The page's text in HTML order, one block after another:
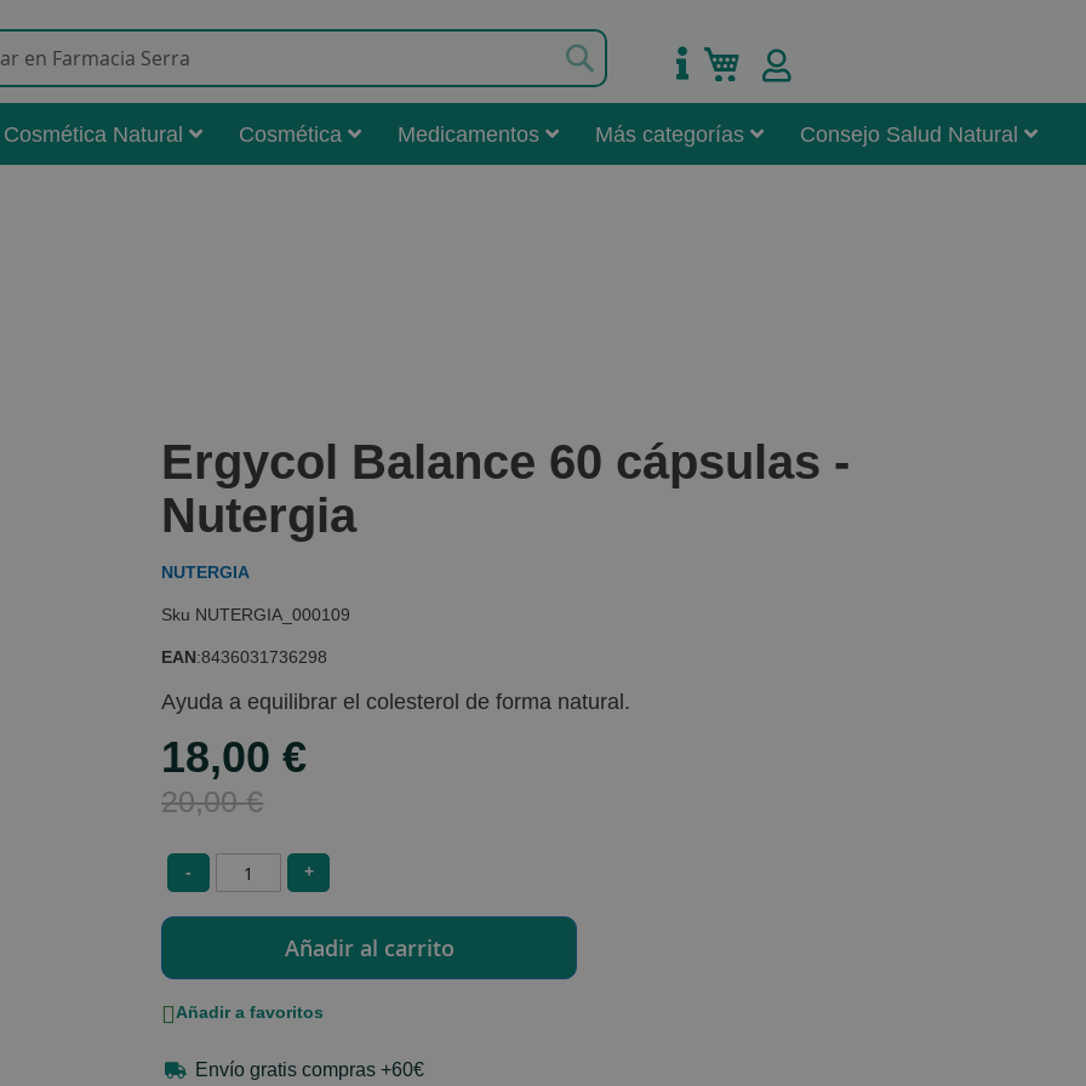
Mi carrito
Cosmética Natural Cosmética Medicamentos Más categorías Consejo Salud Natural
Ergycol Balance 60 cápsulas -
Nutergia
NUTERGIA
NUTERGIA_000109
EAN:8436031736298
Ayuda a equilibrar el colesterol de forma natural.
Special
Price
18,00 €
20,00 €
- +
Añadir a favoritos
Envío gratis compras +60€